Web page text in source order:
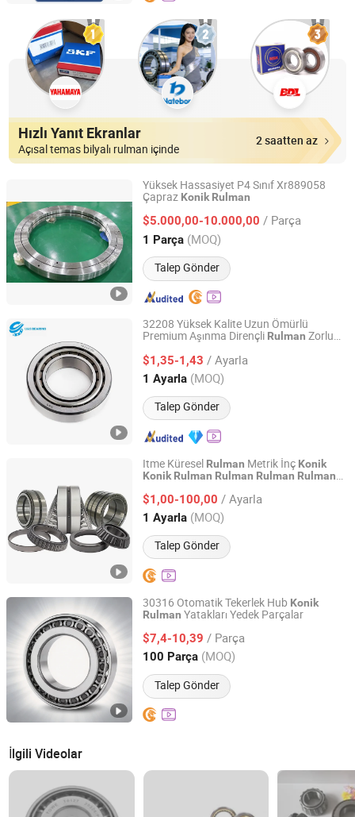
Hızlı Yanıt Ekranlar
Açısal temas bilyalı rulman içinde
2 saatten az
Yüksek Hassasiyet P4 Sınıf Xr889058
Çapraz Konik Rulman
$5.000,00-10.000,00 / Parça
1 Parça (MOQ)
Talep Gönder
Luoyang Longda Bearing Co., Ltd.
Henan, China Fiyat 2013
32208 Yüksek Kalite Uzun Ömürlü
Premium Aşınma Dirençli Rulman Zorlu
Rulman
$1,35-1,43 / Ayarla
1 Ayarla (MOQ)
Talep Gönder
Wuhu Yuchi Bearing Co., Ltd.
Zhejiang, China Fiyat 2026
Itme Küresel Rulman Metrik İnç Konik
Konik Rulman Rulman Rulman Rulman
Rulman
$1,00-100,00 / Ayarla
1 Ayarla (MOQ)
Talep Gönder
Shandong Tod Bearing Co., Ltd.
Shandong, China Fiyat 2025
30316 Otomatik Tekerlek Hub Konik
Rulman Yatakları Yedek Parçalar
$7,4-10,39 / Parça
100 Parça (MOQ)
Talep Gönder
Liaocheng Supu Bearing Co., Ltd.
Shandong, China Fiyat 2026
İlgili Videolar